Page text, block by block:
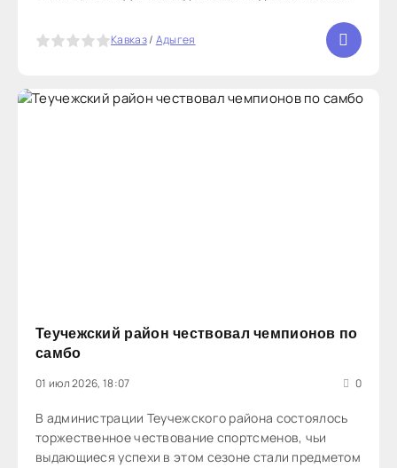
доминировала в своих весовых категориях. Виталий
Кавказ/ Адыгея
Теучежский район чествовал чемпионов по
самбо
01 июл 2026, 18:07
0
В администрации Теучежского района состоялось
торжественное чествование спортсменов, чьи
выдающиеся успехи в этом сезоне стали предметом